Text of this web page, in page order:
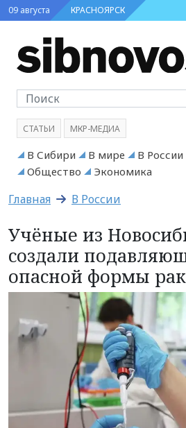
09 августа КРАСНОЯРСК
СТАТЬИ МКР-МЕДИА
В Сибири В мире В России
Общество
Экономика
Главная В России
Учёные из
создали
опасной формы